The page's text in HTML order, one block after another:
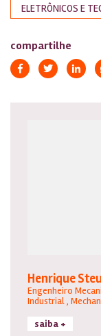
ELETRÔNICOS E
compartilhe
Henrique
Engenheiro
Industrial ,
saiba +